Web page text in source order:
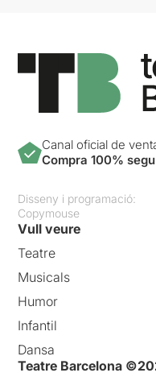
Canal oficial de
Compra 100%
Disseny i programació:
Copymouse
Vull veure
Teatre
Musicals
Humor
Infantil
Dansa
Teatre Barcelona